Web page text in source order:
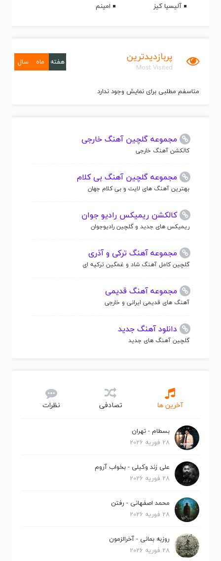
آلیسیا کیز
امینم
پربازدیدترین
Most Visited
هفته ماه سال
متاسفم مطلبی برای نمایش وجود ندارد
مجموعه گلچین آهنگ خارجی
کالکشن آهنگ خارجی
مجموعه گلچین آهنگ بی کلام
بهترین آهنگ های لایت و بی کلام جهان
کالکشن ریمیکس رادیو جوان
ریمیکس های جدید و گلچین رادیوجوان
مجموعه آهنگ ترکی و آذری
گلچین کامل آهنگ شاد و غمگین ترکیه ای
مجموعه آهنگ قدیمی
آهنگ های قدیمی ایرانی و خارجی
دانلود آهنگ جدید
گلچین آهنگ های جدید
آخرین ها تصادفی نظرات
بسطام - تهران
28 فوریه 2026
علی زند وکیلی - بخواب آروم
28 فوریه 2026
محمد اصفهانی - رفتن
28 فوریه 2026
روزبه بمانی - آخرالزمون
28 فوریه 2026